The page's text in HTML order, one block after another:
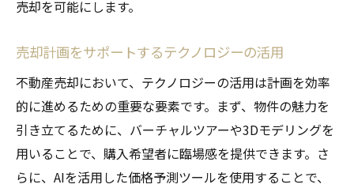
売却を可能にします。
売却計画をサポートするテクノロジーの活用
不動産売却において、テクノロジーの活用は計画を効率
的に進めるための重要な要素です。まず、物件の魅力を
引き立てるために、バーチャルツアーや3Dモデリングを
用いることで、購入希望者に臨場感を提供できます。さ
らに、AIを活用した価格予測ツールを使用することで、